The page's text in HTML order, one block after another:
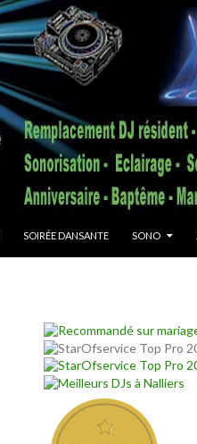
SOIRÉE DANSANTE SONO